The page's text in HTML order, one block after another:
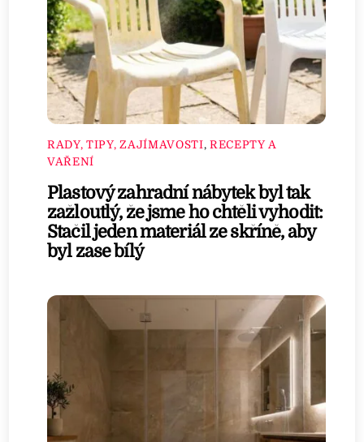
RADY, TIPY, ZAJÍMAVOSTI, RECEPTY A
VAŘENÍ
Plastový zahradní nábytek byl tak
zažloutlý, že jsme ho chtěli vyhodit:
Stačil jeden materiál ze skříně, aby
byl zase bílý